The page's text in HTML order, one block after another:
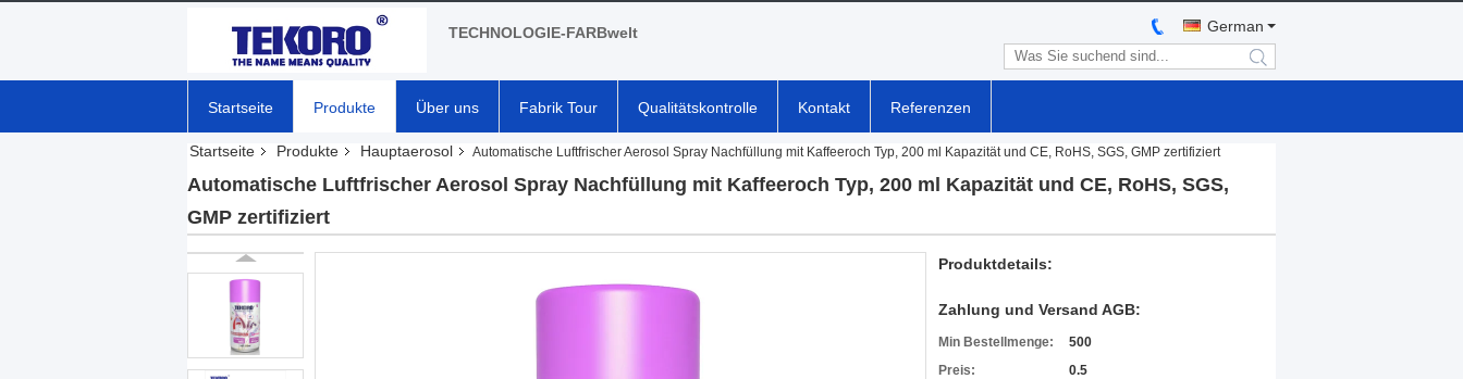
TECHNOLOGIE-FARBwelt German
search
Startseite Produkte Über uns Fabrik Tour Qualitätskontrolle Kontakt Referenzen
Startseite Produkte Hauptaerosol Automatische Luftfrischer Aerosol Spray Nachfüllung mit Kaffeeroch Typ, 200 ml Kapazität und CE, RoHS, SGS, GMP zertifiziert
Automatische Luftfrischer Aerosol Spray Nachfüllung mit Kaffeeroch Typ, 200 ml Kapazität und CE, RoHS, SGS,
GMP zertifiziert
Produktdetails:
Zahlung und Versand AGB:
Min Bestellmenge:
500
Preis:
0.5